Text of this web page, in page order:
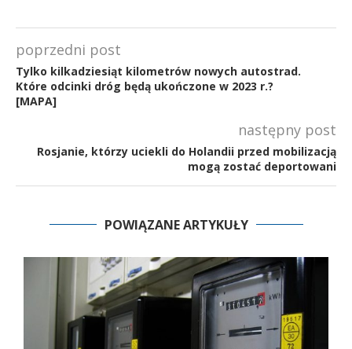
poprzedni post
Tylko kilkadziesiąt kilometrów nowych autostrad.
Które odcinki dróg będą ukończone w 2023 r.?
[MAPA]
następny post
Rosjanie, którzy uciekli do Holandii przed mobilizacją
mogą zostać deportowani
POWIĄZANE ARTYKUŁY